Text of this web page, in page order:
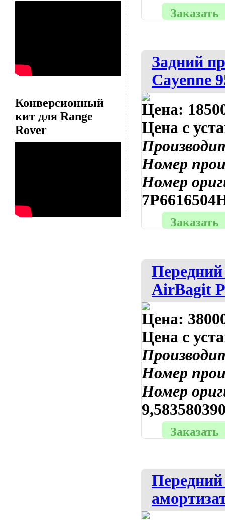
Конверсионный
кит для Range
Rover
Заказать
Задний
Cayenne
Цена:
Цена с
Номер
Номер
Заказать
AirBagit
Цена:
Цена с
Номер
Номер
Заказать